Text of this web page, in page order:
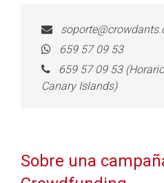
659 57 09 53
659 57 09 53
Canary Islands)
Sobre una